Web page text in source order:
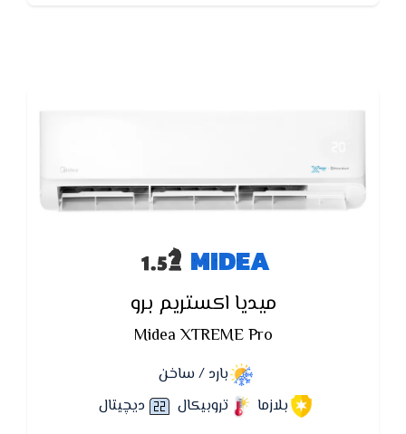
MIDEA
ميديا اكستريم برو
Midea XTREME Pro
بارد / ساخن
بلازما
تروبيكال ديچيتال